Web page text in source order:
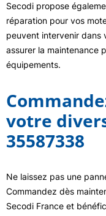
Secodi propose
réparation pour vos
peuvent intervenir dans
assurer la maintenance
équipements.
votre
35587338
Ne laissez pas une
Commandez dès
Secodi France et